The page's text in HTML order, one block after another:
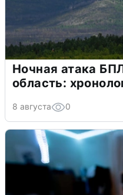
Ночная атака
область:
8 августа 0